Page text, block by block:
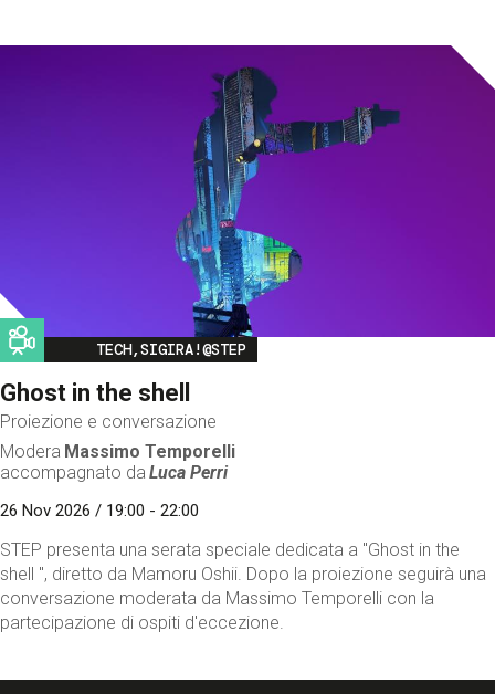
Image
TECH,SIGIRA!@STEP
Ghost in the shell
Proiezione e conversazione
Modera Massimo Temporelli
accompagnato da Luca Perri
26 Nov 2026 / 19:00 - 22:00
STEP presenta una serata speciale dedicata a "Ghost in the
shell ", diretto da Mamoru Oshii. Dopo la proiezione seguirà una
conversazione moderata da Massimo Temporelli con la
partecipazione di ospiti d'eccezione.